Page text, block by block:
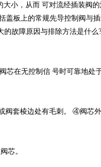
小，从而 可对流经插装阀
盖板上的常规先导控制阀与
故障原因与排除方法是什
在无控制信 号时可靠地处
套棱边处有毛刺。 ④阀芯
芯。